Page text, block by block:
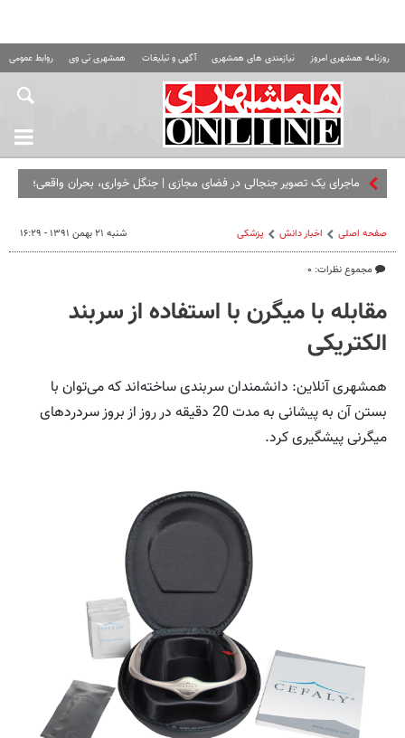
روزنامه همشهری امروز نیازمندی های همشهری آگهی و تبلیغات همشهری تی وی روابط عمومی
ماجرای یک تصویر جنجالی در فضای مجازی | جنگل‌ خواری، بحران واقعی؛
صفحه اصلی اخبار دانش پزشکی
مجموع نظرات: ۰
شنبه ۲۱ بهمن ۱۳۹۱ - ۱۶:۲۹
مقابله با میگرن با استفاده از سربند
الکتریکی
همشهری آنلاین: دانشمندان سربندی ساخته‌اند که می‌توان با
بستن آن به پیشانی به مدت 20 دقیقه در روز از بروز سردردهای
میگرنی پیشگیری کرد.